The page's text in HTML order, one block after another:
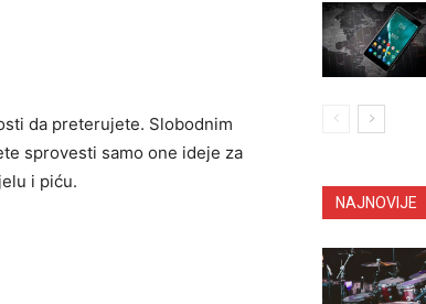
da preterujete. Slobodnim
sprovesti samo one ideje za
i piću.
NAJNOVIJE